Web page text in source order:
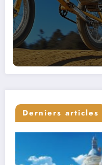
Derniers articles